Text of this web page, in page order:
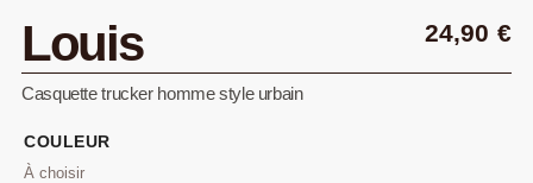
Louis 24,90 €
Casquette trucker homme style urbain
COULEUR